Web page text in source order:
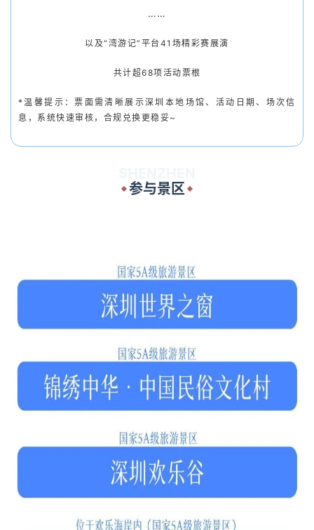
……
以及“湾游记”平台41场精彩赛展演
共计超68项活动票根
*温馨提示：票面需清晰展示深圳本地场馆、活动日期、场次信
息，系统快速审核，合规兑换更稳妥~
参与景区